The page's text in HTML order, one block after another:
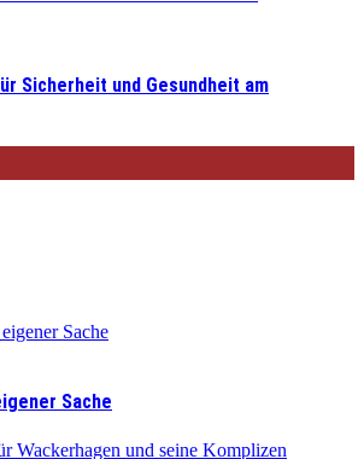
Sicherheit und Gesundheit am
Sache